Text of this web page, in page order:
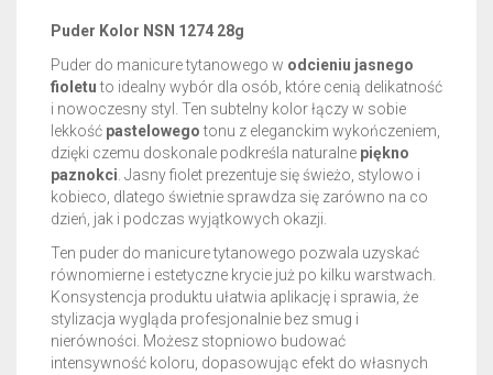
Puder Kolor NSN 1274 28g
Puder do manicure tytanowego w odcieniu jasnego
fioletuto idealny wybór dla osób, które cenią delikatność
i nowoczesny styl. Ten subtelny kolor łączy w sobie
lekkość pastelowegotonu z eleganckim wykończeniem,
dzięki czemu doskonale podkreśla naturalne piękno
paznokci . Jasny fiolet prezentuje się świeżo, stylowo i
kobieco, dlatego świetnie sprawdza się zarówno na co
dzień, jak i podczas wyjątkowych okazji.
Ten puder do manicure tytanowego pozwala uzyskać
równomierne i estetyczne krycie już po kilku warstwach.
Konsystencja produktu ułatwia aplikację i sprawia, że
stylizacja wygląda profesjonalnie bez smug i
nierówności. Możesz stopniowo budować
intensywność koloru, dopasowując efekt do własnych